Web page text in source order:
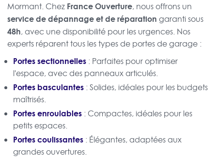
Mormant. Chez France Ouverture, nous offrons un
service de dépannage et de réparation garanti sous
48h, avec une disponibilité pour les urgences. Nos
experts réparent tous les types de portes de garage :
Portes sectionnelles : Parfaites pour optimiser
l'espace, avec des panneaux articulés.
Portes basculantes : Solides, idéales pour les budgets
maîtrisés.
Portes enroulables : Compactes, idéales pour les
petits espaces.
Portes coulissantes : Élégantes, adaptées aux
grandes ouvertures.